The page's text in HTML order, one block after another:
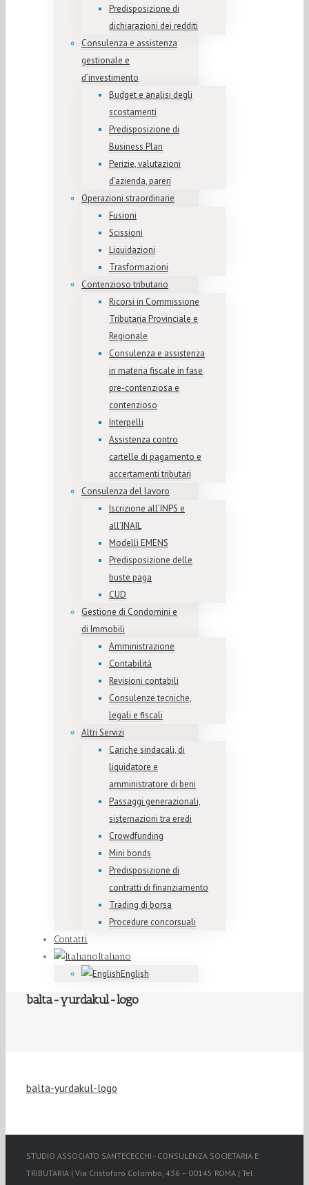
Predisposizione di
dichiarazioni dei redditi
Consulenza e assistenza
gestionale e
d’investimento
Budget e analisi degli
scostamenti
Predisposizione di
Business Plan
Perizie, valutazioni
d’azienda, pareri
Operazioni straordinarie
Fusioni
Scissioni
Liquidazioni
Trasformazioni
Contenzioso tributario
Ricorsi in Commissione
Tributaria Provinciale e
Regionale
Consulenza e assistenza
in materia fiscale in fase
pre-contenziosa e
contenzioso
Interpelli
Assistenza contro
cartelle di pagamento e
accertamenti tributari
Consulenza del lavoro
Iscrizione all’INPS e
all’INAIL
Modelli EMENS
Predisposizione delle
buste paga
CUD
Gestione di Condomini e
di Immobili
Amministrazione
Contabilità
Revisioni contabili
Consulenze tecniche,
legali e fiscali
Altri Servizi
Cariche sindacali, di
liquidatore e
amministratore di beni
Passaggi generazionali,
sistemazioni tra eredi
Crowdfunding
Mini bonds
Predisposizione di
contratti di finanziamento
Trading di borsa
Procedure concorsuali
Contatti
Italiano
English
balta-yurdakul-logo
balta-yurdakul-logo
STUDIO ASSOCIATO SANTECECCHI - CONSULENZA SOCIETARIA E
TRIBUTARIA | Via Cristoforo Colombo, 436 – 00145 ROMA | Tel.